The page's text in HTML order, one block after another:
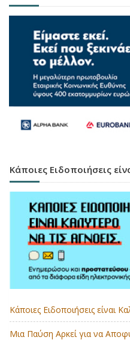
Κάποιες Ειδοποιήσεις
Κάποιες Ειδοποιήσεις είναι
Μια Παύση Αρκεί για να